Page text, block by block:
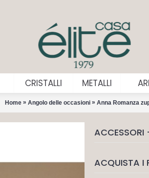
CRISTALLI METALLI
Home » Angolo delle occasioni » Anna Romanza
ACCESSORI
ACQUISTA I